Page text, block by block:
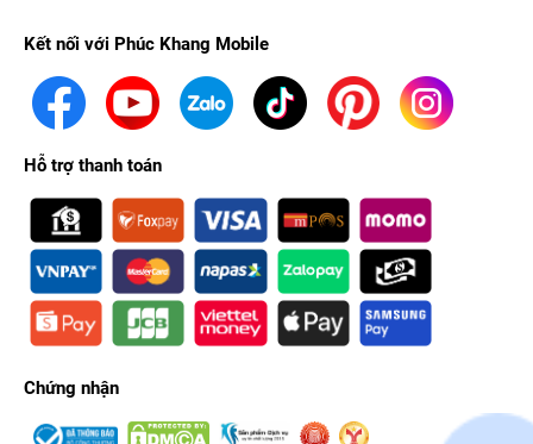
Kết nối với Phúc Khang Mobile
Hỗ trợ thanh toán
Chứng nhận